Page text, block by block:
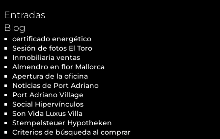
Entradas
Blog
certificado energético
Sesión de fotos El Toro
Inmobiliaria ventas
Almendro en flor Mallorca
Apertura de la oficina
Noticias de Port Adriano
Port Adriano Village
Social Hipervínculos
Son Vida Luxus Villa
Stempelsteuer Hypotheken
Criterios de búsqueda al comprar